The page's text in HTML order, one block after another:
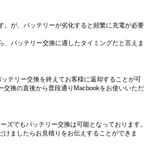
。が、バッテリーが劣化すると頻繁に充電が必要
バッテリー交換に適したタイミングだと言えま
テリー交換を終えてお客様に返却することが可
換の直後から普段通りMacbookをお使いいただ
ズでもバッテリー交換は可能となっております。
ましたらお見積りをお伝えすることができま